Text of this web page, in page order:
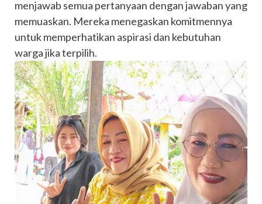
menjawab semua pertanyaan dengan jawaban yang
memuaskan. Mereka menegaskan komitmennya
untuk memperhatikan aspirasi dan kebutuhan
warga jika terpilih.